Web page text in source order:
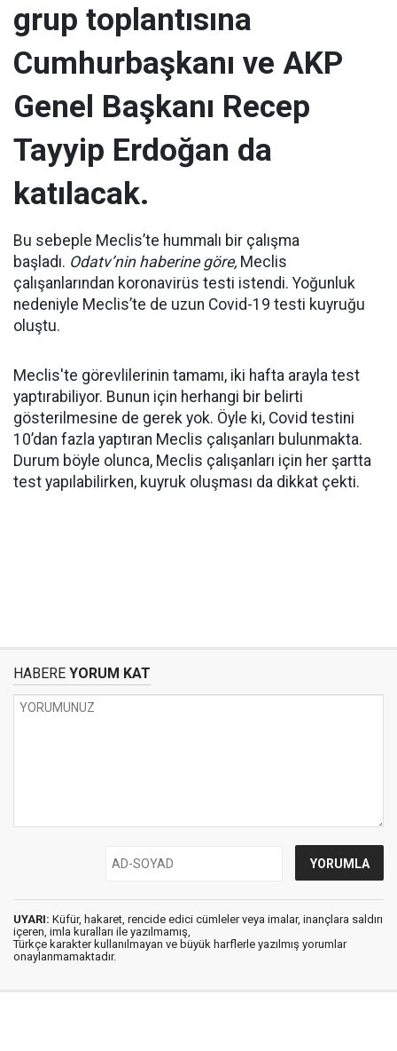
grup toplantısına
Cumhurbaşkanı ve AKP
Genel Başkanı Recep
Tayyip Erdoğan da
katılacak.
Bu sebeple Meclis’te hummalı bir çalışma
başladı. Odatv’nin haberine göre, Meclis
çalışanlarından koronavirüs testi istendi. Yoğunluk
nedeniyle Meclis’te de uzun Covid-19 testi kuyruğu
oluştu.
Meclis'te görevlilerinin tamamı, iki hafta arayla test
yaptırabiliyor. Bunun için herhangi bir belirti
gösterilmesine de gerek yok. Öyle ki, Covid testini
10’dan fazla yaptıran Meclis çalışanları bulunmakta.
Durum böyle olunca, Meclis çalışanları için her şartta
test yapılabilirken, kuyruk oluşması da dikkat çekti.
HABERE YORUM KAT
UYARI: Küfür, hakaret, rencide edici cümleler veya imalar, inançlara saldırı
içeren, imla kuralları ile yazılmamış,
Türkçe karakter kullanılmayan ve büyük harflerle yazılmış yorumlar
onaylanmamaktadır.